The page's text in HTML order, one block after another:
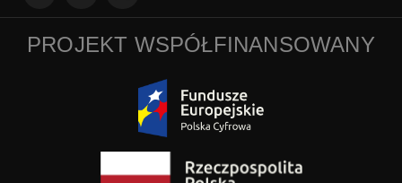
PROJEKT WSPÓŁFINANSOWANY